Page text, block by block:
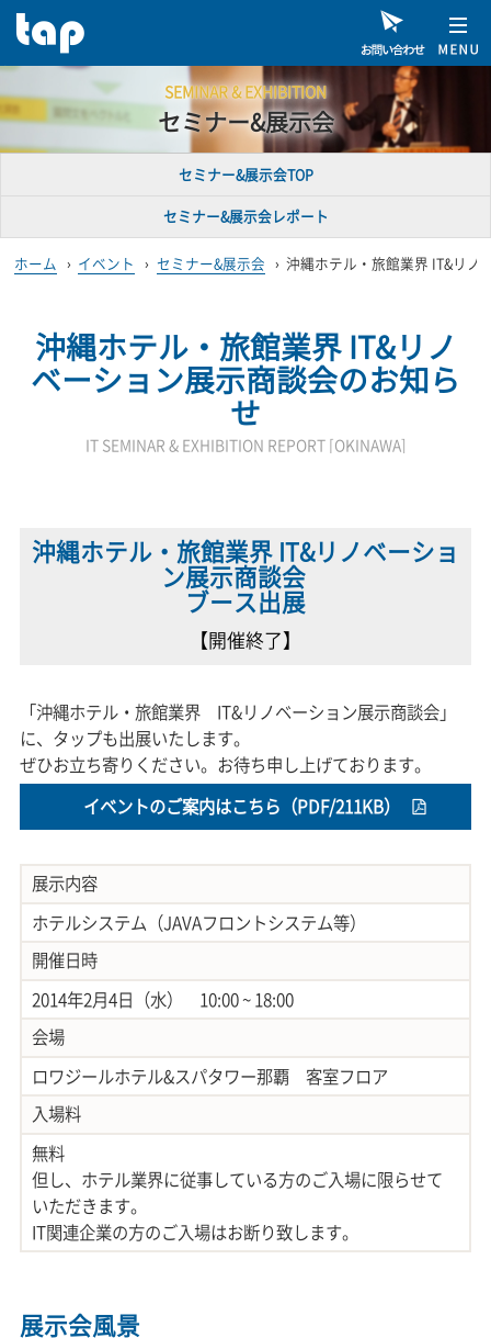
SEMINAR & EXHIBITION
セミナー&展示会
セミナー&展示会TOP
セミナー&展示会レポート
ホーム › イベント › セミナー&展示会 › 沖縄ホテル・旅館業界 IT&リノ
沖縄ホテル・旅館業界 IT&リノ
ベーション展示商談会のお知ら
せ
IT SEMINAR & EXHIBITION REPORT [OKINAWA]
沖縄ホテル・旅館業界 IT&リノベーショ
ン展示商談会
ブース出展
【開催終了】
「沖縄ホテル・旅館業界 IT&リノベーション展示商談会」
に、タップも出展いたします。
ぜひお立ち寄りください。お待ち申し上げております。
イベントのご案内はこちら（PDF/211KB）
展示内容
ホテルシステム（JAVAフロントシステム等）
開催日時
2014年2月4日（水） 10:00 ~ 18:00
会場
ロワジールホテル&スパタワー那覇 客室フロア
入場料
無料
但し、ホテル業界に従事している方のご入場に限らせて
いただきます。
IT関連企業の方のご入場はお断り致します。
展示会風景